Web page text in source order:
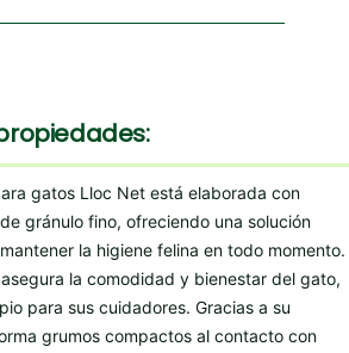
gatos Lloc Net está elaborada con
gránulo fino, ofreciendo una solución
la higiene felina en todo momento.
la comodidad y bienestar del gato,
para sus cuidadores. Gracias a su
grumos compactos al contacto con